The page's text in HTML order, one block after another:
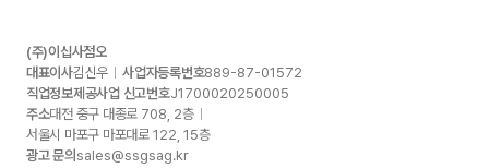
(주)이십사점오
대표이사김신우 사업자등록번호889-87-01572
직업정보제공사업 신고번호J1700020250005
주소대전 중구 대종로 708, 2층
서울시 마포구 마포대로 122, 15층
광고 문의 sales@ssgsag.kr